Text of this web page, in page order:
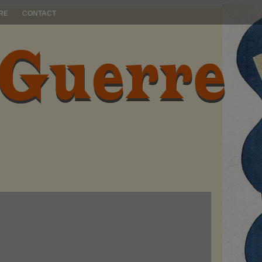
CONTACT